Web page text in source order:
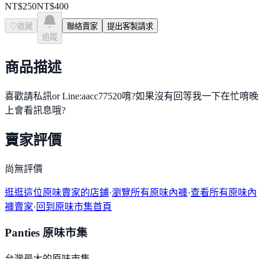
NT$250NT$400
♡ 收藏
追蹤
聯絡賣家 提出客製請求
商品描述
喜歡請私訊or Line:aacc77520唷?如果沒有回等我一下在忙唷晚
上會看訊息哦?
賣家評價
尚無評價
逛逛這位原味賣家的店鋪·瀏覽所有原味內褲·查看所有原味內
褲賣家·回到原味市集首頁
Panties 原味市集